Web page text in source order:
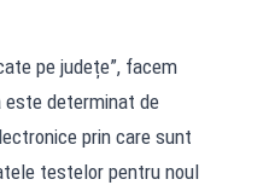
pe județe”, facem
este determinat de
prin care sunt
testelor pentru noul